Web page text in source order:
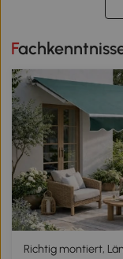
Richtig montiert,